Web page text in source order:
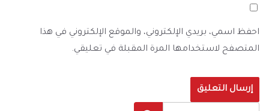
احفظ اسمي، بريدي الإلكتروني، والموقع الإلكتروني في هذا
المتصفح لاستخدامها المرة المقبلة في تعليقي.